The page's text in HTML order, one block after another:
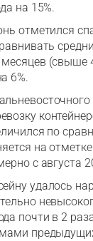
на 15%.
отметился
(свыше
6%.
по
на
с августа
удалось
почти в 2